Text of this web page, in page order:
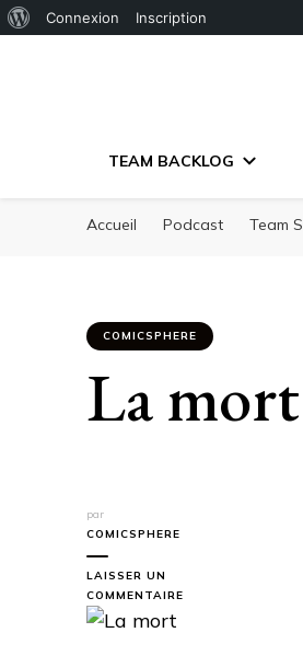
Connexion Inscription
TEAM BACKLOG
Accueil Podcast Team S
COMICSPHERE
La mort
par
COMICSPHERE
LAISSER UN
COMMENTAIRE